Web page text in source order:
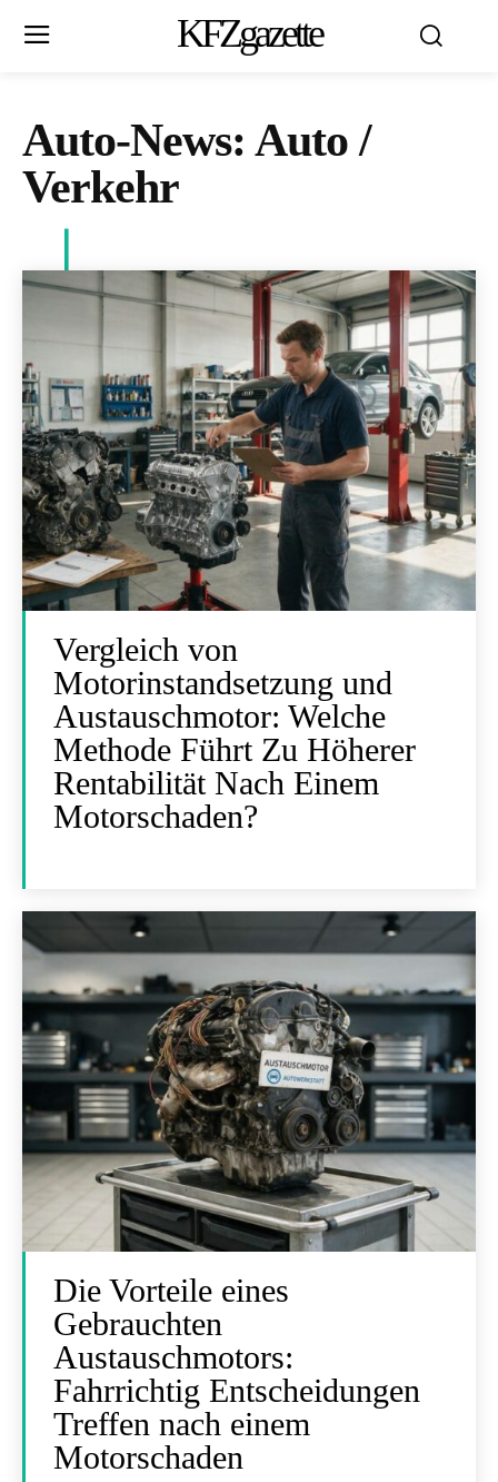
KFZgazette
Auto-News: Auto /
Verkehr
Vergleich von
Motorinstandsetzung und
Austauschmotor: Welche
Methode Führt Zu Höherer
Rentabilität Nach Einem
Motorschaden?
Die Vorteile eines
Gebrauchten
Austauschmotors:
Fahrrichtig Entscheidungen
Treffen nach einem
Motorschaden